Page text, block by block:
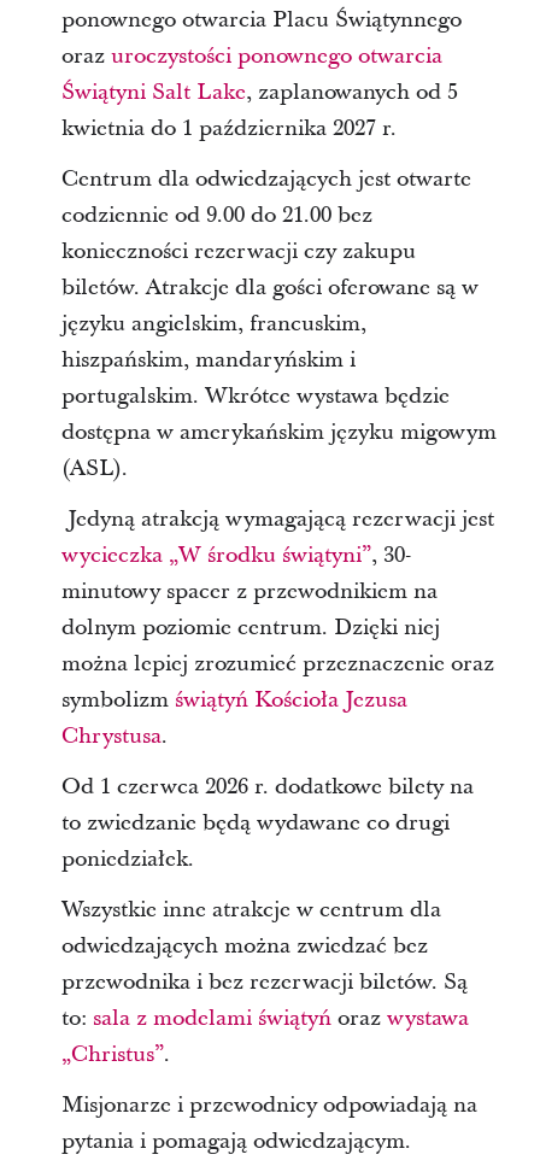
ponownego otwarcia Placu Świątynnego
oraz uroczystości ponownego otwarcia
Świątyni Salt Lake, zaplanowanych od 5
kwietnia do 1 października 2027 r.
Centrum dla odwiedzających jest otwarte
codziennie od 9.00 do 21.00 bez
konieczności rezerwacji czy zakupu
biletów. Atrakcje dla gości oferowane są w
języku angielskim, francuskim,
hiszpańskim, mandaryńskim i
portugalskim. Wkrótce wystawa będzie
dostępna w amerykańskim języku migowym
(ASL).
Jedyną atrakcją wymagającą rezerwacji jest
wycieczka „W środku świątyni”, 30-
minutowy spacer z przewodnikiem na
dolnym poziomie centrum. Dzięki niej
można lepiej zrozumieć przeznaczenie oraz
symbolizm świątyń Kościoła Jezusa
Chrystusa.
Od 1 czerwca 2026 r. dodatkowe bilety na
to zwiedzanie będą wydawane co drugi
poniedziałek.
Wszystkie inne atrakcje w centrum dla
odwiedzających można zwiedzać bez
przewodnika i bez rezerwacji biletów. Są
to: sala z modelami świątyńoraz wystawa
„Christus”.
Misjonarze i przewodnicy odpowiadają na
pytania i pomagają odwiedzającym.